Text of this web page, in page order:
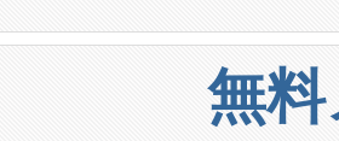
ニングカリキュ
商用化段階におけ
よび立ち上げ調整
し、確保する事
るデータセンター
大きな負担をかけ
おけるバルク材
ン「Avia 2」を発
、1,000メート
無